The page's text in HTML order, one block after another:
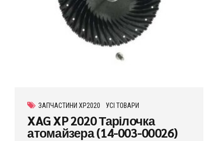
ЗАПЧАСТИНИ XP2020 УСІ ТОВАРИ
XAG XP 2020 Тарілочка
атомайзера (14-003-00026)